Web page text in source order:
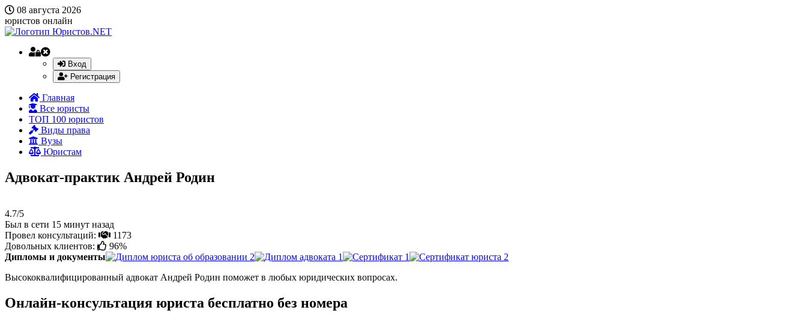
08 августа 2026
юристов онлайн
Вход
Регистрация
Главная
Все юристы
ТОП 100 юристов
Виды права
Вузы
Юристам
Адвокат-практик Андрей Родин
4.7/5
Был в сети 15 минут назад
Провел консультаций:
1173
Довольных клиентов:
96%
Дипломы и документы
Высококвалифицированный адвокат Андрей Родин поможет в любых юридических вопросах.
Онлайн-консультация юриста бесплатно без номера